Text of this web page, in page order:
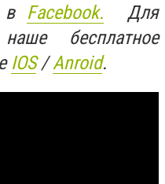
Facebook. Для
бесплатное
IOS/Anroid.